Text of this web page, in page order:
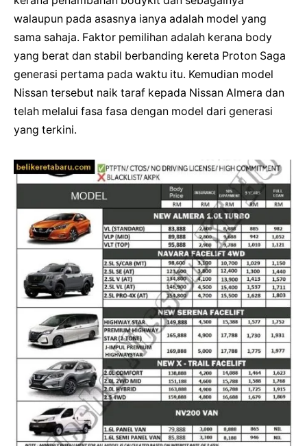
walaupun pada asasnya ianya adalah model yang
sama sahaja. Faktor pemilihan adalah kerana body
yang berat dan stabil berbanding kereta Proton Saga
generasi pertama pada waktu itu. Kemudian model
Nissan tersebut naik taraf kepada Nissan Almera dan
telah melalui fasa fasa dengan model dari generasi
yang terkini.